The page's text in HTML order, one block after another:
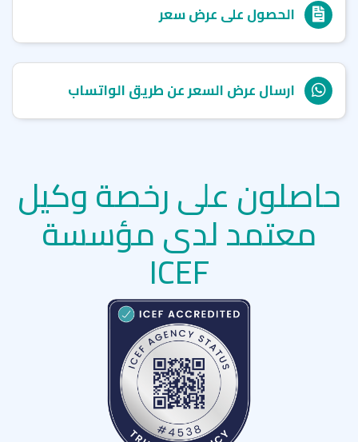
الحصول على عرض سعر
ارسال عرض السعر عن طريق الواتساب
حاصلون على رخصة وكيل
معتمد لدى مؤسسة
ICEF